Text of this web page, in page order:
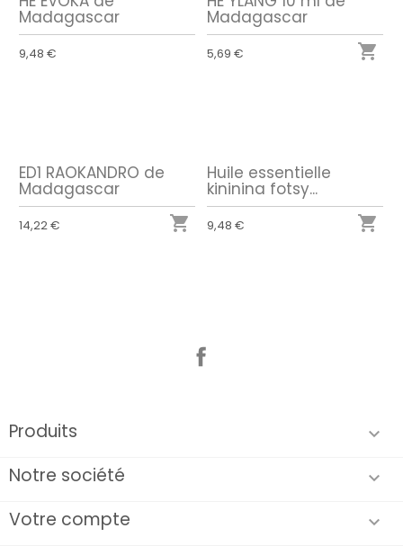
Madagascar
9,48 €
Madagascar
5,69 € 
ED1 RAOKANDRO de
Madagascar
14,22 € 
Huile essentielle
kininina fotsy...
9,48 € 
Produits 
Notre société 
Votre compte 